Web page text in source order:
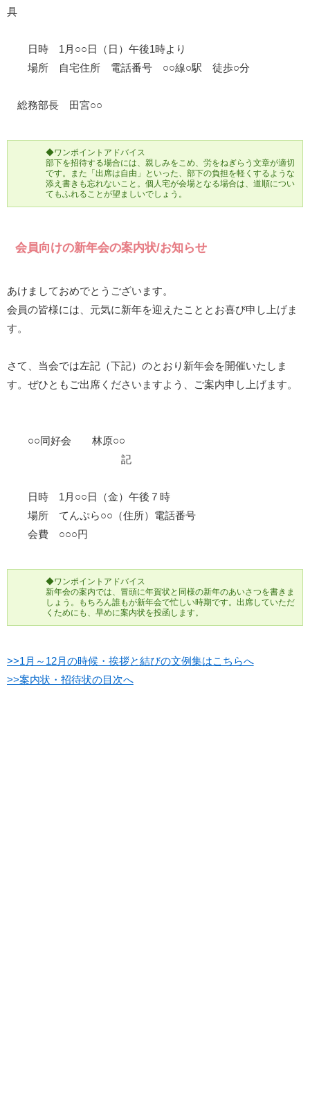
具
日時 1月○○日（日）午後1時より
場所 自宅住所 電話番号 ○○線○駅 徒歩○分
総務部長 田宮○○
◆ワンポイントアドバイス
部下を招待する場合には、親しみをこめ、労をねぎらう文章が適切
です。また「出席は自由」といった、部下の負担を軽くするような
添え書きも忘れないこと。個人宅が会場となる場合は、道順につい
てもふれることが望ましいでしょう。
会員向けの新年会の案内状/お知らせ
あけましておめでとうございます。
会員の皆様には、元気に新年を迎えたこととお喜び申し上げま
す。
さて、当会では左記（下記）のとおり新年会を開催いたしま
す。ぜひともご出席くださいますよう、ご案内申し上げます。
○○同好会 林原○○
記
日時 1月○○日（金）午後７時
場所 てんぷら○○（住所）電話番号
会費 ○○○円
◆ワンポイントアドバイス
新年会の案内では、冒頭に年賀状と同様の新年のあいさつを書きま
しょう。もちろん誰もが新年会で忙しい時期です。出席していただ
くためにも、早めに案内状を投函します。
>>1月～12月の時候・挨拶と結びの文例集はこちらへ
>>案内状・招待状の目次へ